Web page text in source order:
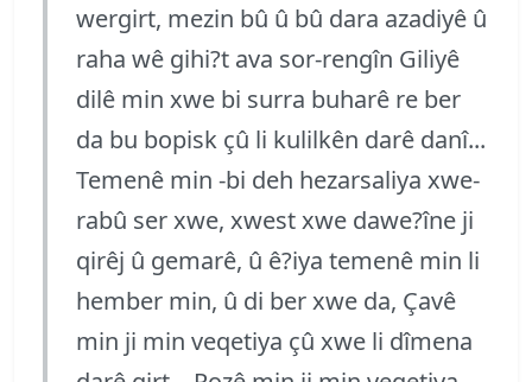
wergirt, mezin bû û bû dara azadiyê û
raha wê gihi?t ava sor-rengîn Giliyê
dilê min xwe bi surra buharê re ber
da bu bopisk çû li kulilkên darê danî...
Temenê min -bi deh hezarsaliya xwe-
rabû ser xwe, xwest xwe dawe?îne ji
qirêj û gemarê, û ê?iya temenê min li
hember min, û di ber xwe da, Çavê
min ji min veqetiya çû xwe li dîmena